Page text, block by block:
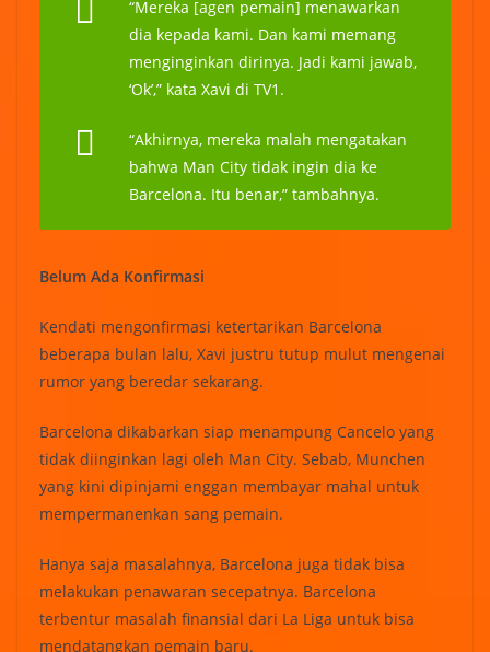
“Mereka [agen pemain] menawarkan
dia kepada kami. Dan kami memang
menginginkan dirinya. Jadi kami jawab,
‘Ok’,” kata Xavi di TV1.
“Akhirnya, mereka malah mengatakan
bahwa Man City tidak ingin dia ke
Barcelona. Itu benar,” tambahnya.
Belum Ada Konfirmasi
Kendati mengonfirmasi ketertarikan Barcelona
beberapa bulan lalu, Xavi justru tutup mulut mengenai
rumor yang beredar sekarang.
Barcelona dikabarkan siap menampung Cancelo yang
tidak diinginkan lagi oleh Man City. Sebab, Munchen
yang kini dipinjami enggan membayar mahal untuk
mempermanenkan sang pemain.
Hanya saja masalahnya, Barcelona juga tidak bisa
melakukan penawaran secepatnya. Barcelona
terbentur masalah finansial dari La Liga untuk bisa
mendatangkan pemain baru.